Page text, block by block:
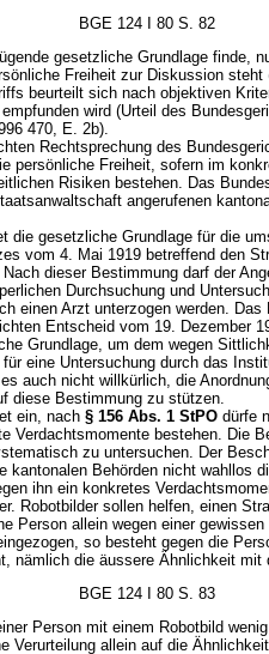
BGE 124 I 80 S. 82
gesetzliche Grundlage finde,
Freiheit zur Diskussion steht
beurteilt sich nach objektiven
wird (Urteil des
470, E. 2b).
Rechtsprechung des
persönliche Freiheit, sofern im
Risiken bestehen. Das
angerufenen
die gesetzliche Grundlage für die
vom 4. Mai 1919 betreffend den
dieser Bestimmung darf der
Durchsuchung und
einen Arzt unterzogen werden.
Entscheid vom 19. Dezember
Grundlage, um dem wegen
eine Untersuchung durch das
auch nicht willkürlich, die
diese Bestimmung zu stützen.
ein, nach § 156 Abs. 1 StPO dürfe
Verdachtsmomente bestehen. Die
zu untersuchen. Der
kantonalen Behörden nicht wahllos
ihn ein konkretes
Robotbilder sollen helfen, einen
Person allein wegen einer
so besteht gegen die
nämlich die äussere Ähnlichkeit mit
BGE 124 I 80 S. 83
Person mit einem Robotbild
Verurteilung allein auf die